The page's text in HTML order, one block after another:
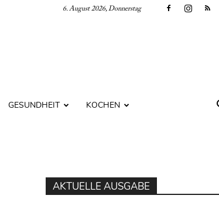
6. August 2026, Donnerstag
GESUNDHEIT KOCHEN
AKTUELLE AUSGABE